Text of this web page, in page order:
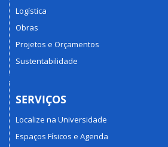
Logística
Obras
Projetos e Orçamentos
Sustentabilidade
SERVIÇOS
Localize na Universidade
Espaços Físicos e Agenda